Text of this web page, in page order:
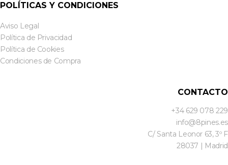
POLÍTICAS Y CONDICIONES
Aviso Legal
Política de Privacidad
Política de Cookies
Condiciones de Compra
CONTACTO
+34 629 078 229
info@8pines.es
C/ Santa Leonor 63, 3º F
28037 | Madrid